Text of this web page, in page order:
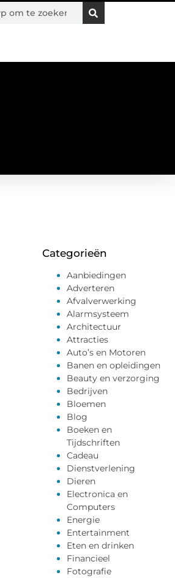
Categorieën
Aanbiedingen
Adverteren
Afvalverwerking
Alarmsysteem
Architectuur
Attracties
Auto’s en Motoren
Banen en opleidingen
Beauty en verzorging
Bedrijven
Bloemen
Blog
Boeken en
Tijdschriften
Cadeau
Dienstverlening
Dieren
Electronica en
Computers
Energie
Entertainment
Eten en drinken
Financieel
Fotografie